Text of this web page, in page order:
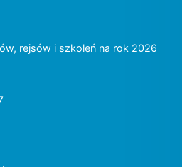
rejsów i szkoleń na rok 2026